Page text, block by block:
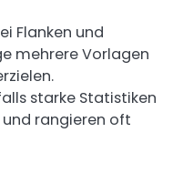
Flanken und
mehrere Vorlagen
starke Statistiken
rangieren oft